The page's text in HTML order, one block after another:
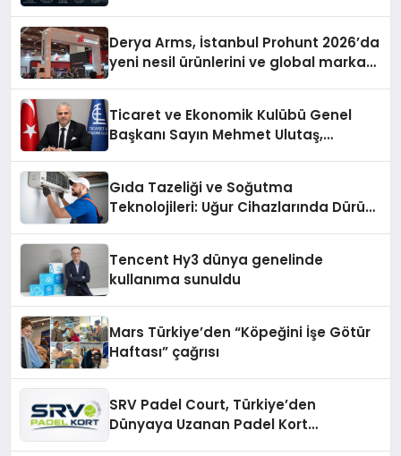
Derya Arms, İstanbul Prohunt 2026’da
yeni nesil ürünlerini ve global marka
Ticaret ve Ekonomik Kulübü Genel
Başkanı Sayın Mehmet Ulutaş,
Gıda Tazeliği ve Soğutma
Teknolojileri: Uğur Cihazlarında Dürüst
Tencent Hy3 dünya genelinde
kullanıma sunuldu
Mars Türkiye’den “Köpeğini İşe Götür
Haftası” çağrısı
SRV Padel Court, Türkiye’den
Dünyaya Uzanan Padel Kort